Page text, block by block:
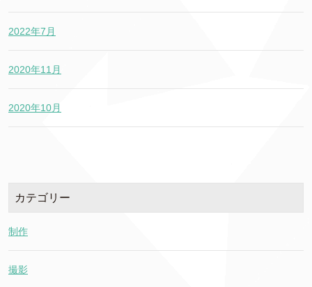
2022年7月
2020年11月
2020年10月
カテゴリー
制作
撮影